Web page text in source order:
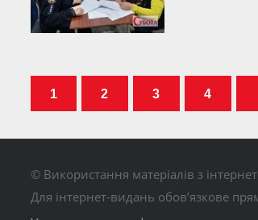
1 2 3 4
© Використання матеріалів з
Для інтернет-видань обов’язкове